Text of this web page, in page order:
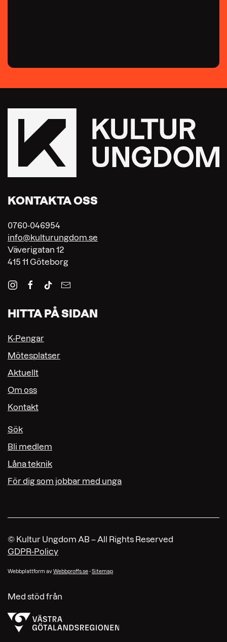
KONTAKTA OSS
0760-046954
info@kulturungdom.se
Väverigatan 12
415 11 Göteborg
HITTA PÅ SIDAN
K-Pengar
Mötesplatser
Aktuellt
Om oss
Kontakt
Sök
Bli medlem
Låna teknik
För dig som jobbar med unga
© Kultur Ungdom AB – All Rights Reserved
GDPR-Policy
Webbplattform avWebbproffs.se-Sitemap
Med stöd från